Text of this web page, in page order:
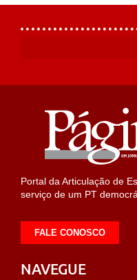
Portal da Articulação de
serviço de um PT
FALE CONOSCO
NAVEGUE